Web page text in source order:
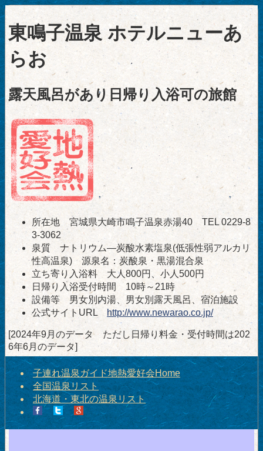
東鳴子温泉 ホテルニューあ
らお
露天風呂があり日帰り入浴可の旅館
所在地 宮城県大崎市鳴子温泉赤湯40 TEL 0229-8
3-3062
泉質 ナトリウム―炭酸水素塩泉(低張性弱アルカリ
性高温泉) 源泉名：炭酸泉・黒湯混合泉
立ち寄り入浴料 大人800円、小人500円
日帰り入浴受付時間 10時～21時
設備等 男女別内湯、男女別露天風呂、宿泊施設
公式サイトURL
http://www.newarao.co.jp/
[2024年9月のデータ ただし日帰り料金・受付時間は202
6年6月のデータ]
子連れ温泉ガイド地熱愛好会Home
全国温泉リスト
北海道・東北の温泉リスト